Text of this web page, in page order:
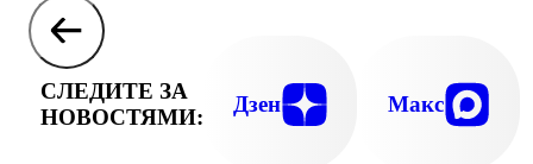
СЛЕДИТЕ ЗА
НОВОСТЯМИ:
Дзен Макс